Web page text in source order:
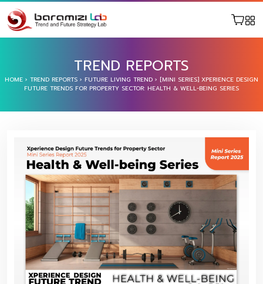
TREND REPORTS
HOME › TREND REPORTS › FUTURE LIVING TREND › [MINI SERIES] XPERIENCE DESIGN
FUTURE TRENDS FOR PROPERTY SECTOR: HEALTH & WELL-BEING SERIES